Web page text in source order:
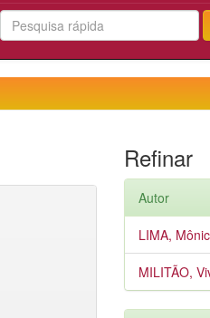
Refinar
Autor
LIMA,
MILITÃO,